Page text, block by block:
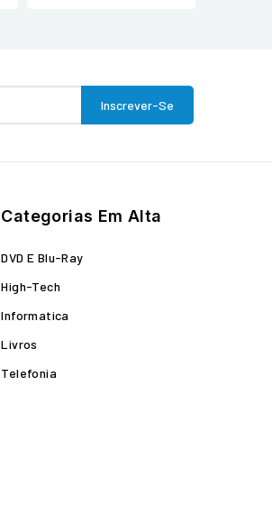
Categorias Em Alta
DVD E Blu-Ray
High-Tech
Informatica
Livros
Telefonia